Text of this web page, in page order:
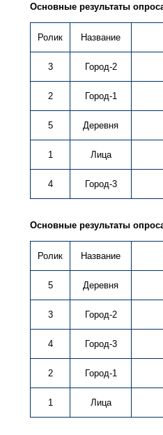
Основные результаты
Ролик Название
3 Город-2
2 Город-1
5 Деревня
1 Лица
4 Город-3
Основные результаты
Ролик Название
5 Деревня
3 Город-2
4 Город-3
2 Город-1
1 Лица